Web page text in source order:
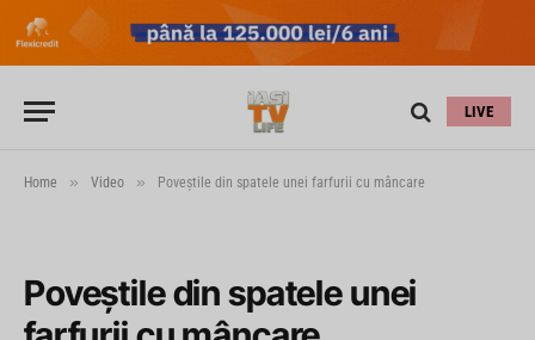
LIVE
Home » Video » Poveştile din spatele unei farfurii cu mâncare
Poveştile din spatele unei